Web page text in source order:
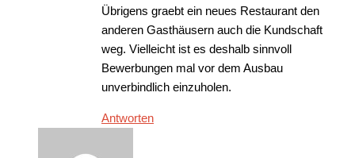
Übrigens graebt ein neues Restaurant den
anderen Gasthäusern auch die Kundschaft
weg. Vielleicht ist es deshalb sinnvoll
Bewerbungen mal vor dem Ausbau
unverbindlich einzuholen.
Antworten